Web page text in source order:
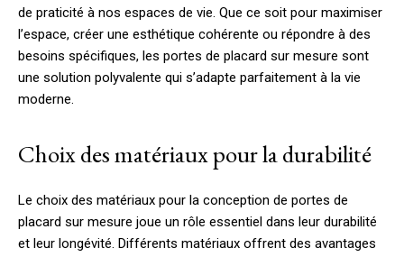
de praticité à nos espaces de vie. Que ce soit pour maximiser
l’espace, créer une esthétique cohérente ou répondre à des
besoins spécifiques, les portes de placard sur mesure sont
une solution polyvalente qui s’adapte parfaitement à la vie
moderne.
Choix des matériaux pour la durabilité
Le choix des matériaux pour la conception de portes de
placard sur mesure joue un rôle essentiel dans leur durabilité
et leur longévité. Différents matériaux offrent des avantages